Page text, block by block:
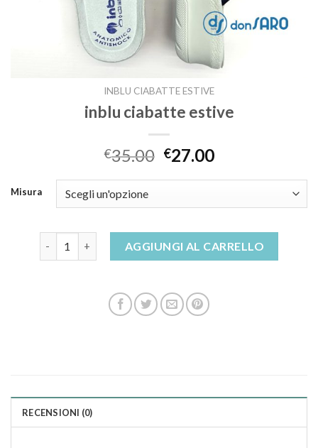
INBLU CIABATTE ESTIVE
inblu ciabatte estive
€35.00 €27.00
Misura
AGGIUNGI AL CARRELLO
RECENSIONI (0)